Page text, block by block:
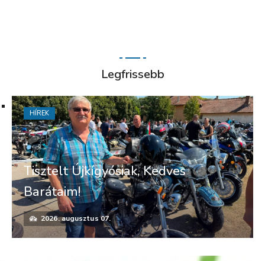
Legfrissebb
Tisztelt Újkígyósiak, Kedves
Barátaim!
2026. augusztus 07.
HÍREK